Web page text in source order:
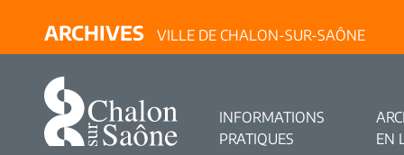
ARCHIVES VILLE DE CHALON-SUR-SAÔNE
INFORMATIONS
PRATIQUES
EN